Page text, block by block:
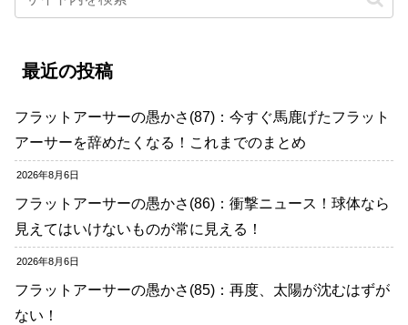
最近の投稿
フラットアーサーの愚かさ(87)：今すぐ馬鹿げたフラット
アーサーを辞めたくなる！これまでのまとめ
2026年8月6日
フラットアーサーの愚かさ(86)：衝撃ニュース！球体なら
見えてはいけないものが常に見える！
2026年8月6日
フラットアーサーの愚かさ(85)：再度、太陽が沈むはずが
ない！